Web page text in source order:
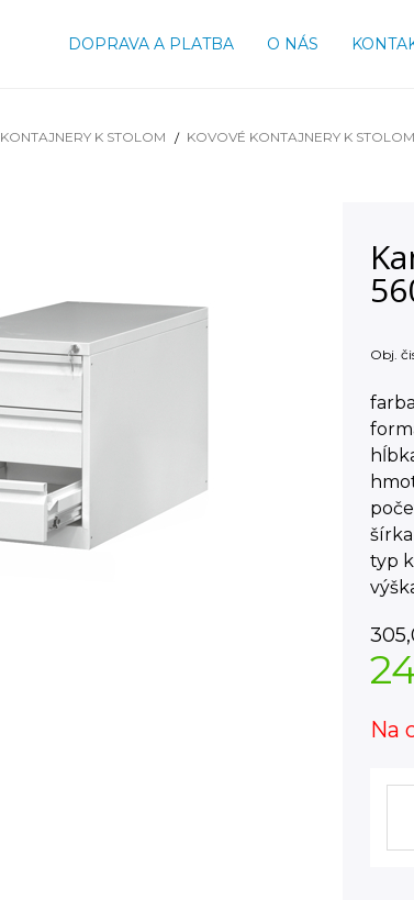
DOPRAVA A PLATBA O NÁS
KONTAJNERY K STOLOM KOVOVÉ KONTAJNERY K STOLOM
Obj.
typ
Na